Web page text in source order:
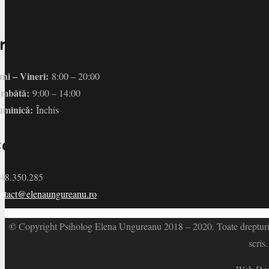
cabinet:
– Vineri: 8:00 – 20:00
9:00 – 14:00
Închis
©Copyright Psiholog Elena Ungureanu 2018 – 2020. Toate